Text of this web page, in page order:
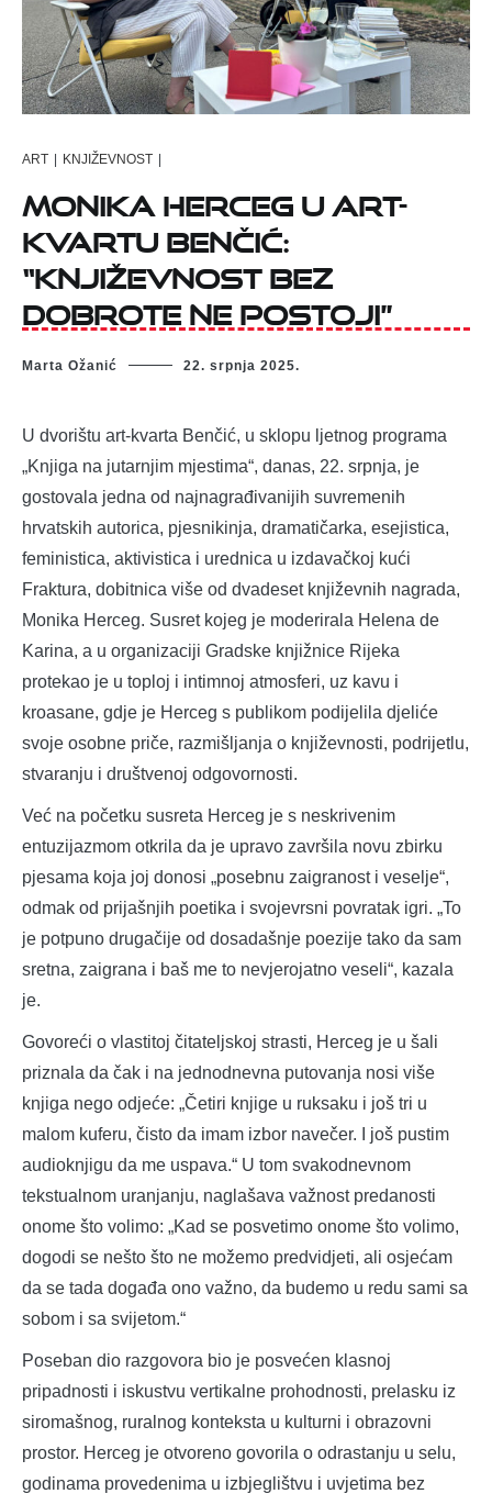
ART | KNJIŽEVNOST |
Monika Herceg u art-
kvartu Benčić:
“Književnost bez
dobrote ne postoji”
Marta Ožanić 22. srpnja 2025.
U dvorištu art-kvarta Benčić, u sklopu ljetnog programa
„Knjiga na jutarnjim mjestima“, danas, 22. srpnja, je
gostovala jedna od najnagrađivanijih suvremenih
hrvatskih autorica, pjesnikinja, dramatičarka, esejistica,
feministica, aktivistica i urednica u izdavačkoj kući
Fraktura, dobitnica više od dvadeset književnih nagrada,
Monika Herceg. Susret kojeg je moderirala Helena de
Karina, a u organizaciji Gradske knjižnice Rijeka
protekao je u toploj i intimnoj atmosferi, uz kavu i
kroasane, gdje je Herceg s publikom podijelila djeliće
svoje osobne priče, razmišljanja o književnosti, podrijetlu,
stvaranju i društvenoj odgovornosti.
Već na početku susreta Herceg je s neskrivenim
entuzijazmom otkrila da je upravo završila novu zbirku
pjesama koja joj donosi „posebnu zaigranost i veselje“,
odmak od prijašnjih poetika i svojevrsni povratak igri. „To
je potpuno drugačije od dosadašnje poezije tako da sam
sretna, zaigrana i baš me to nevjerojatno veseli“, kazala
je.
Govoreći o vlastitoj čitateljskoj strasti, Herceg je u šali
priznala da čak i na jednodnevna putovanja nosi više
knjiga nego odjeće: „Četiri knjige u ruksaku i još tri u
malom kuferu, čisto da imam izbor navečer. I još pustim
audioknjigu da me uspava.“ U tom svakodnevnom
tekstualnom uranjanju, naglašava važnost predanosti
onome što volimo: „Kad se posvetimo onome što volimo,
dogodi se nešto što ne možemo predvidjeti, ali osjećam
da se tada događa ono važno, da budemo u redu sami sa
sobom i sa svijetom.“
Poseban dio razgovora bio je posvećen klasnoj
pripadnosti i iskustvu vertikalne prohodnosti, prelasku iz
siromašnog, ruralnog konteksta u kulturni i obrazovni
prostor. Herceg je otvoreno govorila o odrastanju u selu,
godinama provedenima u izbjeglištvu i uvjetima bez